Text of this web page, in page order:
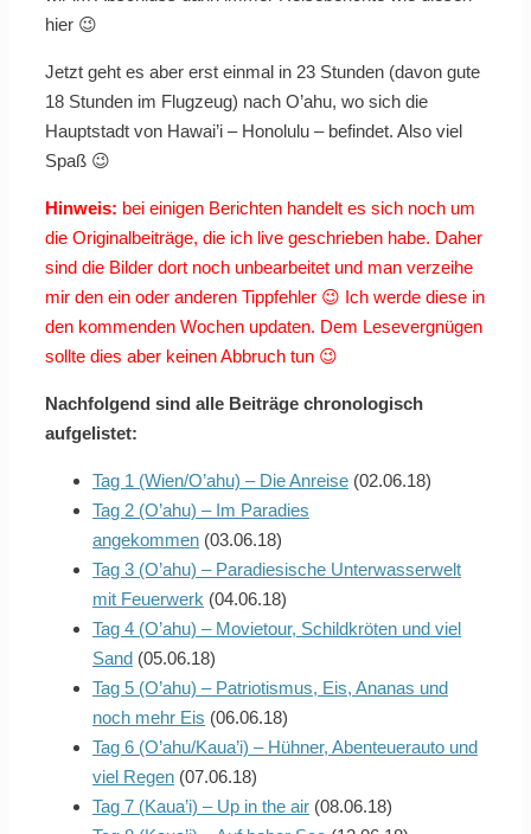
hier 😉
Jetzt geht es aber erst einmal in 23 Stunden (davon gute
18 Stunden im Flugzeug) nach O’ahu, wo sich die
Hauptstadt von Hawai’i – Honolulu – befindet. Also viel
Spaß 😉
Hinweis: bei einigen Berichten handelt es sich noch um
die Originalbeiträge, die ich live geschrieben habe. Daher
sind die Bilder dort noch unbearbeitet und man verzeihe
mir den ein oder anderen Tippfehler 😉 Ich werde diese in
den kommenden Wochen updaten. Dem Lesevergnügen
sollte dies aber keinen Abbruch tun 😉
Nachfolgend sind alle Beiträge chronologisch
aufgelistet:
Tag 1 (Wien/O’ahu) – Die Anreise (02.06.18)
Tag 2 (O’ahu) – Im Paradies
angekommen (03.06.18)
Tag 3 (O’ahu) – Paradiesische Unterwasserwelt
mit Feuerwerk (04.06.18)
Tag 4 (O’ahu) – Movietour, Schildkröten und viel
Sand (05.06.18)
Tag 5 (O’ahu) – Patriotismus, Eis, Ananas und
noch mehr Eis (06.06.18)
Tag 6 (O’ahu/Kaua’i) – Hühner, Abenteuerauto und
viel Regen (07.06.18)
Tag 7 (Kaua’i) – Up in the air (08.06.18)